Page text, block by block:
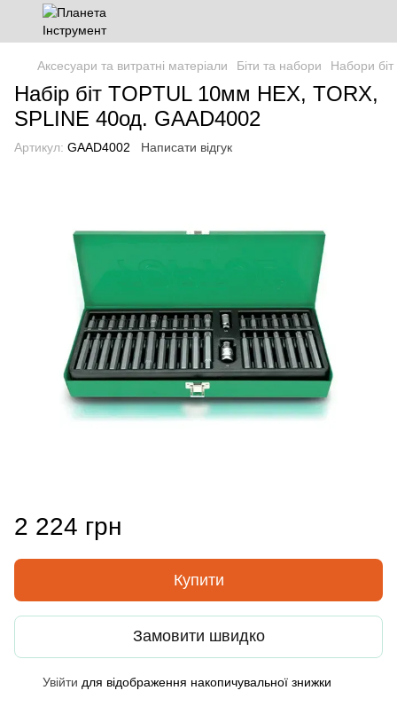
Аксесуари та витратні матеріали Біти та набори Набори біт
Набір біт TOPTUL 10мм HEX, TORX,
SPLINE 40од. GAAD4002
Артикул: GAAD4002 Написати відгук
2 224 грн
Купити
Замовити швидко
Увійти для відображення накопичувальної знижки